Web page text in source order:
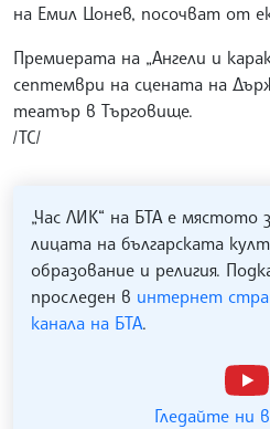
на Емил Цонев, посочват от
Премиерата на „Ангели и
септември на сцената на
театър в Търговище.
/ТС/
„Час ЛИК“ на БТА е мястото
лицата на българската
образование и религия.
проследен в интернет
канала на БТА.
Гледайте ни